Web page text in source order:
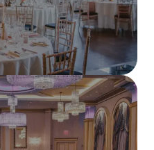
Afficher plus